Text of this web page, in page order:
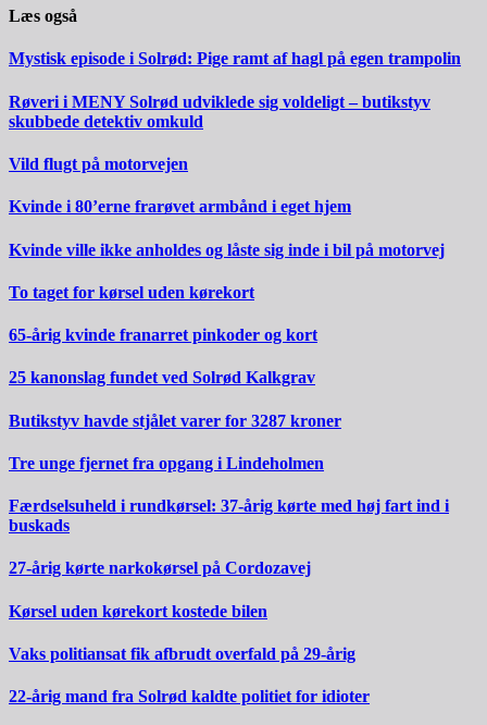
Læs også
Mystisk episode i Solrød: Pige ramt af hagl på egen trampolin
Røveri i MENY Solrød udviklede sig voldeligt – butikstyv
skubbede detektiv omkuld
Vild flugt på motorvejen
Kvinde i 80’erne frarøvet armbånd i eget hjem
Kvinde ville ikke anholdes og låste sig inde i bil på motorvej
To taget for kørsel uden kørekort
65-årig kvinde franarret pinkoder og kort
25 kanonslag fundet ved Solrød Kalkgrav
Butikstyv havde stjålet varer for 3287 kroner
Tre unge fjernet fra opgang i Lindeholmen
Færdselsuheld i rundkørsel: 37-årig kørte med høj fart ind i
buskads
27-årig kørte narkokørsel på Cordozavej
Kørsel uden kørekort kostede bilen
Vaks politiansat fik afbrudt overfald på 29-årig
22-årig mand fra Solrød kaldte politiet for idioter